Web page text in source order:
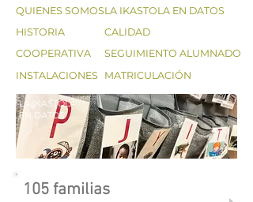
QUIENES SOMOS
HISTORIA
COOPERATIVA
INSTALACIONES
LA IKASTOLA EN DATOS
CALIDAD
SEGUIMIENTO ALUMNADO
MATRICULACIÓN
LA IKASTOLA
EN DATOS
105 familias